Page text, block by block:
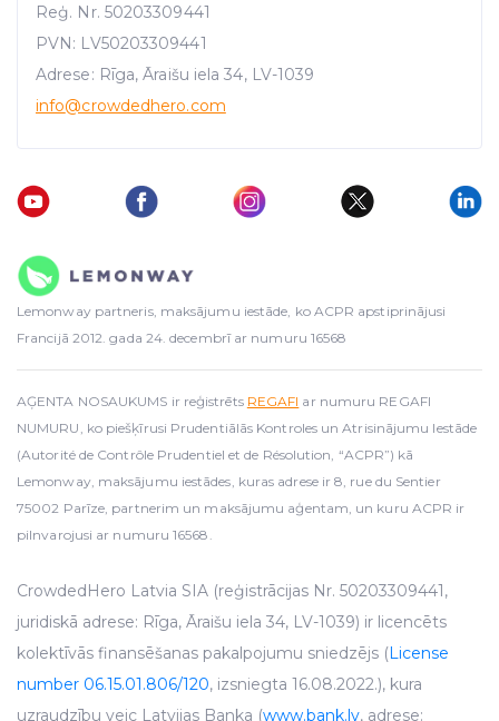
Reģ. Nr. 50203309441
PVN: LV50203309441
Adrese: Rīga, Āraišu iela 34, LV-1039
info@crowdedhero.com
Lemonway partneris, maksājumu iestāde, ko ACPR apstiprinājusi
Francijā 2012. gada 24. decembrī ar numuru 16568
AĢENTA NOSAUKUMS ir reģistrēts REGAFI ar numuru REGAFI
NUMURU, ko piešķīrusi Prudentiālās Kontroles un Atrisinājumu Iestāde
(Autorité de Contrôle Prudentiel et de Résolution, “ACPR”) kā
Lemonway, maksājumu iestādes, kuras adrese ir 8, rue du Sentier
75002 Parīze, partnerim un maksājumu aģentam, un kuru ACPR ir
pilnvarojusi ar numuru 16568.
CrowdedHero Latvia SIA (reģistrācijas Nr. 50203309441,
juridiskā adrese: Rīga, Āraišu iela 34, LV-1039) ir licencēts
kolektīvās finansēšanas pakalpojumu sniedzējs (License
number 06.15.01.806/120, izsniegta 16.08.2022.), kura
uzraudzību veic Latvijas Banka (www.bank.lv, adrese: